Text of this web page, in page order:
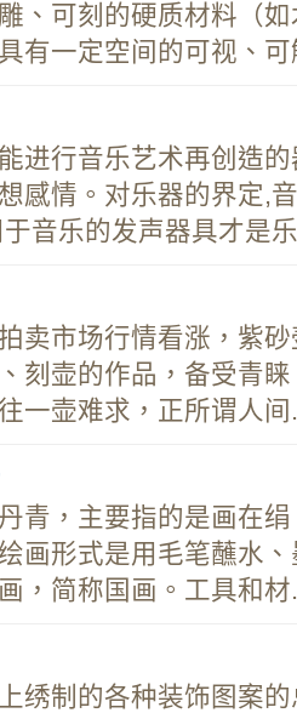
、可刻的硬质材料（
有一定空间的可视、可
进行音乐艺术再创造
感情。对乐器的界定,
音乐的发声器具才是
卖市场行情看涨，紫
刻壶的作品，备受青
一壶难求，正所谓人间
青，主要指的是画在
画形式是用毛笔蘸水
，简称国画。工具和材
绣制的各种装饰图案